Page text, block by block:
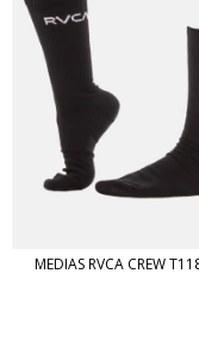
MEDIAS RVCA CREW